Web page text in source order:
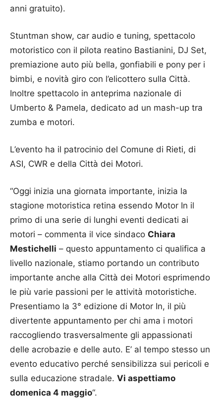
anni gratuito).
Stuntman show, car audio e tuning, spettacolo
motoristico con il pilota reatino Bastianini, DJ Set,
premiazione auto più bella, gonfiabili e pony per i
bimbi, e novità giro con l’elicottero sulla Città.
Inoltre spettacolo in anteprima nazionale di
Umberto & Pamela, dedicato ad un mash-up tra
zumba e motori.
L’evento ha il patrocinio del Comune di Rieti, di
ASI, CWR e della Città dei Motori.
“Oggi inizia una giornata importante, inizia la
stagione motoristica retina essendo Motor In il
primo di una serie di lunghi eventi dedicati ai
motori – commenta il vice sindaco Chiara
Mestichelli – questo appuntamento ci qualifica a
livello nazionale, stiamo portando un contributo
importante anche alla Città dei Motori esprimendo
le più varie passioni per le attività motoristiche.
Presentiamo la 3° edizione di Motor In, il più
divertente appuntamento per chi ama i motori
raccogliendo trasversalmente gli appassionati
delle acrobazie e delle auto. E’ al tempo stesso un
evento educativo perché sensibilizza sui pericoli e
sulla educazione stradale. Vi aspettiamo
domenica 4 maggio“.